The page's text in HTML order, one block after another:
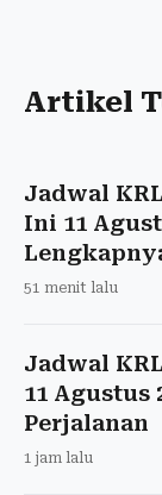
Artikel
Jadwal
Ini 11
51 menit lalu
Jadwal
11 Agustus
Perjalanan
1 jam lalu